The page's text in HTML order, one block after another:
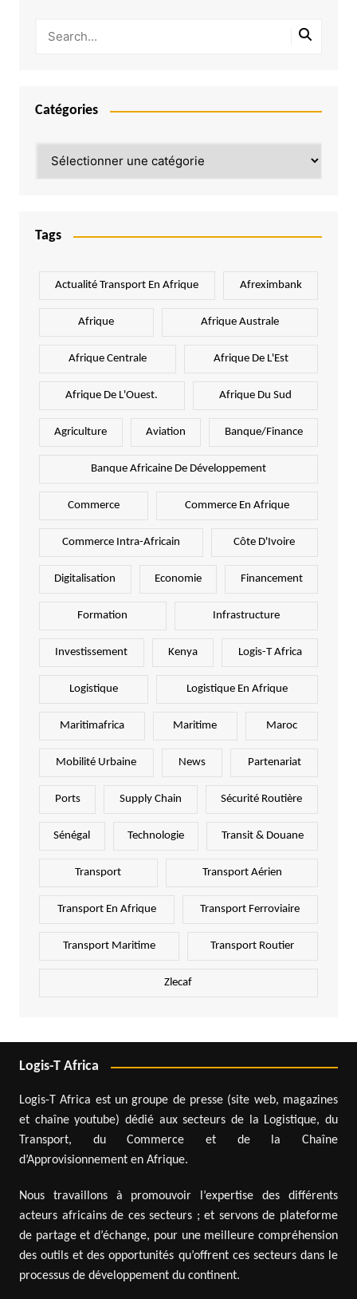
Catégories
Tags
Actualité Transport En Afrique Afreximbank
Afrique Afrique Australe
Afrique Centrale Afrique De L'Est
Afrique De L'Ouest. Afrique Du Sud
Agriculture Aviation Banque/Finance
Banque Africaine De Développement
Commerce Commerce En Afrique
Commerce Intra-Africain Côte D'Ivoire
Digitalisation Economie Financement
Formation Infrastructure
Investissement Kenya Logis-T Africa
Logistique Logistique En Afrique
Maritimafrica Maritime Maroc
Mobilité Urbaine News Partenariat
Ports Supply Chain Sécurité Routière
Sénégal Technologie Transit & Douane
Transport Transport Aérien
Transport En Afrique Transport Ferroviaire
Transport Maritime Transport Routier
Zlecaf
Logis-T Africa
Logis-T Africa est un groupe de presse (site web, magazines
et chaîne youtube) dédié aux secteurs de la Logistique, du
Transport, du Commerce et de la Chaîne
d’Approvisionnement en Afrique.
Nous travaillons à promouvoir l’expertise des différents
acteurs africains de ces secteurs ; et servons de plateforme
de partage et d’échange, pour une meilleure compréhension
des outils et des opportunités qu’offrent ces secteurs dans le
processus de développement du continent.